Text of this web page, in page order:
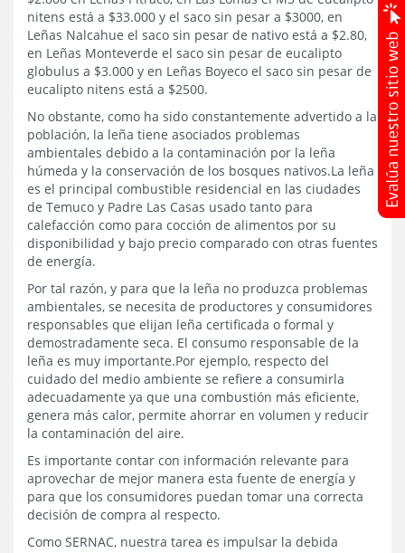
nitens está a $33.000 y el saco sin pesar a $3000, en
Leñas Nalcahue el saco sin pesar de nativo está a $2.80,
en Leñas Monteverde el saco sin pesar de eucalipto
globulus a $3.000 y en Leñas Boyeco el saco sin pesar de
eucalipto nitens está a $2500.
No obstante, como ha sido constantemente advertido a la
población, la leña tiene asociados problemas
ambientales debido a la contaminación por la leña
húmeda y la conservación de los bosques nativos.La leña
es el principal combustible residencial en las ciudades
de Temuco y Padre Las Casas usado tanto para
calefacción como para cocción de alimentos por su
disponibilidad y bajo precio comparado con otras fuentes
de energía.
Por tal razón, y para que la leña no produzca problemas
ambientales, se necesita de productores y consumidores
responsables que elijan leña certificada o formal y
demostradamente seca. El consumo responsable de la
leña es muy importante.Por ejemplo, respecto del
cuidado del medio ambiente se refiere a consumirla
adecuadamente ya que una combustión más eficiente,
genera más calor, permite ahorrar en volumen y reducir
la contaminación del aire.
Es importante contar con información relevante para
aprovechar de mejor manera esta fuente de energía y
para que los consumidores puedan tomar una correcta
decisión de compra al respecto.
Como SERNAC, nuestra tarea es impulsar la debida